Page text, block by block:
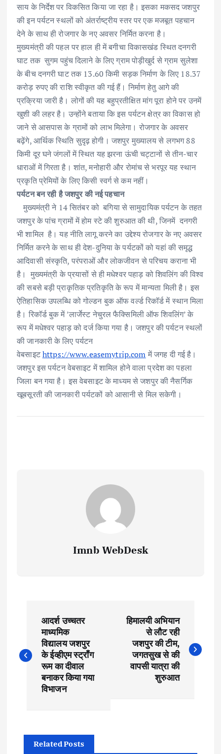
साय के निर्देश पर विकसित किया जा रहा है। इसका मकसद जशपुर
की इन पर्यटन स्थलों को अंतर्राष्ट्रीय स्तर पर एक मजबूत पहचान
देने के साथ ही रोजगार के नए अवसर निर्मित करना है।
मुख्यमंत्री की पहल पर हाल ही में बगीचा विकासखंड स्थित दनगरी
घाट तक सुगम पहुंच दिलाने के लिए ग्राम पोड़ीखुर्द से ग्राम सुलेशा
के बीच दनगरी घाट तक 13.60 किमी सड़क निर्माण के लिए 18.37
करोड़ रुपए की राशि स्वीकृत की गई हैं। निर्माण हेतु आगे की
प्रक्रिया जारी है। लोगों की यह बहुप्रतीक्षित मांग पूरा होने पर उनमें
खुशी की लहर है। उन्होंने बताया कि इस पर्यटन क्षेत्र का विकास हो
जाने से आसपास के ग्रामों को लाभ मिलेगा। रोजगार के अवसर
बढ़ेंगे, आर्थिक स्थिति सुदृढ़ होगी। जशपुर मुख्यालय से लगभग 88
किमी दूर घने जंगलों में स्थित यह झरना ऊंची चट्टानों से तीन-चार
धाराओं में गिरता है। शांत, मनोहारी और रोमांच से भरपूर यह स्थान
प्रकृति प्रेमियों के लिए किसी स्वर्ग से कम नहीं।
पर्यटन बन रही है जशपुर की नई पहचान
मुख्यमंत्री ने 14 सितंबर को बगिया से सामुदायिक पर्यटन के तहत
जशपुर के पांच ग्रामों में होम स्टे की शुरुआत की थी, जिनमें दनगरी
भी शामिल है। यह नीति लागू करने का उद्देश्य रोजगार के नए अवसर
निर्मित करने के साथ ही देश-दुनिया के पर्यटकों को यहां की समृद्ध
आदिवासी संस्कृति, परंपराओं और लोकजीवन से परिचय कराना भी
है। मुख्यमंत्री के प्रयासों से ही मधेश्वर पहाड़ को शिवलिंग की विश्व
की सबसे बड़ी प्राकृतिक प्रतिकृति के रूप में मान्यता मिली है। इस
ऐतिहासिक उपलब्धि को गोल्डन बुक ऑफ वर्ल्ड रिकॉर्ड में स्थान मिला
है। रिकॉर्ड बुक में ’लार्जेस्ट नेचुरल फैक्सिमिली ऑफ शिवलिंग’ के
रूप में मधेश्वर पहाड़ को दर्ज किया गया है। जशपुर की पर्यटन स्थलों
की जानकारी के लिए पर्यटन
वेबसाइटhttps://www.easemytrip.com में जगह दी गई है।
जशपुर इस पर्यटन वेबसाइट में शामिल होने वाला प्रदेश का पहला
जिला बन गया है। इस वेबसाइट के माध्यम से जशपुर की नैसर्गिक
खूबसूरती की जानकारी पर्यटकों को आसानी से मिल सकेगी।
Imnb WebDesk
s
a
आदर्श उच्चतर
माध्यमिक
विद्यालय जशपुर
के ईव्हीएम स्ट्रॉंग
रूम का दीवाल
बनाकर किया गया
विभाजन
हिमालयी अभियान
से लौट रही
जशपुर की टीम,
जगतसुख से की
वापसी यात्रा की
शुरुआत
Related Posts